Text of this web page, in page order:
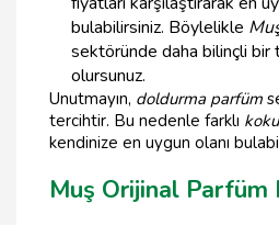
bulabilirsiniz. Böylelikle
sektöründe daha bilinçli bir
olursunuz.
Unutmayın, doldurma parfüm
tercihtir. Bu nedenle farklı
kendinize en uygun olanı
Muş Orijinal Parfüm